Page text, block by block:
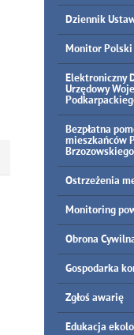
Dziennik
Monitor Polski
Elektroniczny
Urzędowy
Bezpłatna
mieszkańców
Brzozowskiego
Ostrzeżenia
Monitoring
Obrona
Gospodarka
Zgłoś awarię
Edukacja